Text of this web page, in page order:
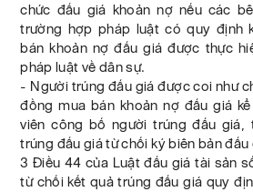
chức đấu giá khoản nợ nếu các
trường hợp pháp luật có quy định
bán khoản nợ đấu giá được thực
pháp luật về dân sự.
- Người trúng đấu giá được coi như
đồng mua bán khoản nợ đấu giá
viên công bố người trúng đấu giá,
trúng đấu giá từ chối ký biên bản
3 Điều 44 của Luật đấu giá tài sản
từ chối kết quả trúng đấu giá quy